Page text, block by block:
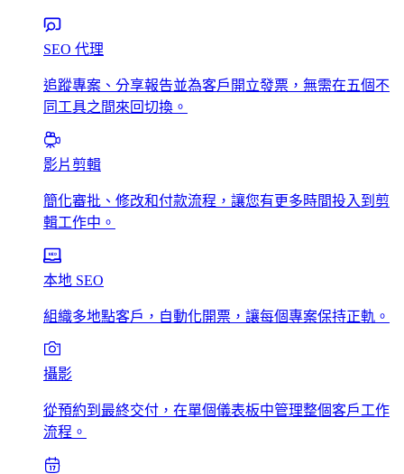
SEO 代理
追蹤專案、分享報告並為客戶開立發票，無需在五個不
同工具之間來回切換。
影片剪輯
簡化審批、修改和付款流程，讓您有更多時間投入到剪
輯工作中。
本地 SEO
組織多地點客戶，自動化開票，讓每個專案保持正軌。
攝影
從預約到最終交付，在單個儀表板中管理整個客戶工作
流程。